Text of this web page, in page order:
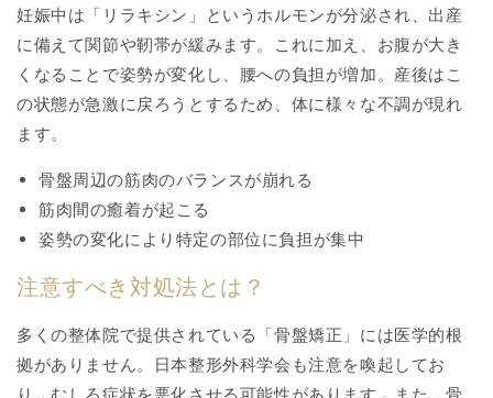
妊娠中は「リラキシン」というホルモンが分泌され、出産
に備えて関節や靭帯が緩みます。これに加え、お腹が大き
くなることで姿勢が変化し、腰への負担が増加。産後はこ
の状態が急激に戻ろうとするため、体に様々な不調が現れ
ます。
骨盤周辺の筋肉のバランスが崩れる
筋肉間の癒着が起こる
姿勢の変化により特定の部位に負担が集中
注意すべき対処法とは？
多くの整体院で提供されている「骨盤矯正」には医学的根
拠がありません。日本整形外科学会も注意を喚起してお
り、むしろ症状を悪化させる可能性があります。また、骨